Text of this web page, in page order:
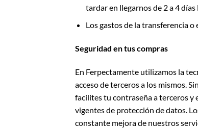
tardar en llegarnos de 2 a 4 días
Los gastos de la transferencia
Seguridad en tus compras
En Ferpectamente utilizamos la
acceso de terceros a los mismos.
facilites tu contraseña a terceros y
vigentes de protección de datos.
constante mejora de nuestros